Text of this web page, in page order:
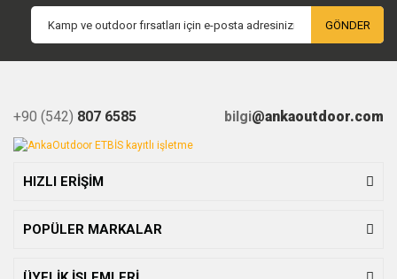
GÖNDER
+90 (542) 807 6585 bilgi@ankaoutdoor.com
HIZLI ERİŞİM
POPÜLER MARKALAR